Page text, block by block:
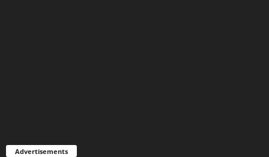
Advertisements